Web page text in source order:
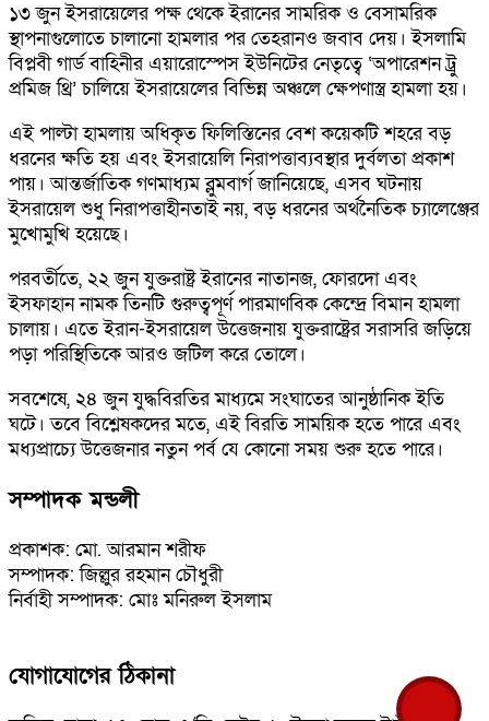
১৩ জুন ইসরায়েলের পক্ষ থেকে ইরানের সামরিক ও বেসামরিক
স্থাপনাগুলোতে চালানো হামলার পর তেহরানও জবাব দেয়। ইসলামি
বিপ্লবী গার্ড বাহিনীর এয়ারোস্পেস ইউনিটের নেতৃত্বে ‘অপারেশন ট্রু
প্রমিজ থ্রি’ চালিয়ে ইসরায়েলের বিভিন্ন অঞ্চলে ক্ষেপণাস্ত্র হামলা হয়।
এই পাল্টা হামলায় অধিকৃত ফিলিস্তিনের বেশ কয়েকটি শহরে বড়
ধরনের ক্ষতি হয় এবং ইসরায়েলি নিরাপত্তাব্যবস্থার দুর্বলতা প্রকাশ
পায়। আন্তর্জাতিক গণমাধ্যম ব্লুমবার্গ জানিয়েছে, এসব ঘটনায়
ইসরায়েল শুধু নিরাপত্তাহীনতাই নয়, বড় ধরনের অর্থনৈতিক চ্যালেঞ্জের
মুখোমুখি হয়েছে।
পরবর্তীতে, ২২ জুন যুক্তরাষ্ট্র ইরানের নাতানজ, ফোরদো এবং
ইসফাহান নামক তিনটি গুরুত্বপূর্ণ পারমাণবিক কেন্দ্রে বিমান হামলা
চালায়। এতে ইরান-ইসরায়েল উত্তেজনায় যুক্তরাষ্ট্রের সরাসরি জড়িয়ে
পড়া পরিস্থিতিকে আরও জটিল করে তোলে।
সবশেষে, ২৪ জুন যুদ্ধবিরতির মাধ্যমে সংঘাতের আনুষ্ঠানিক ইতি
ঘটে। তবে বিশ্লেষকদের মতে, এই বিরতি সাময়িক হতে পারে এবং
মধ্যপ্রাচ্যে উত্তেজনার নতুন পর্ব যে কোনো সময় শুরু হতে পারে।
সম্পাদক মন্ডলী
প্রকাশক: মো. আরমান শরীফ
সম্পাদক: জিল্লুর রহমান চৌধুরী
নির্বাহী সম্পাদক: মোঃ মনিরুল ইসলাম
যোগাযোগের ঠিকানা